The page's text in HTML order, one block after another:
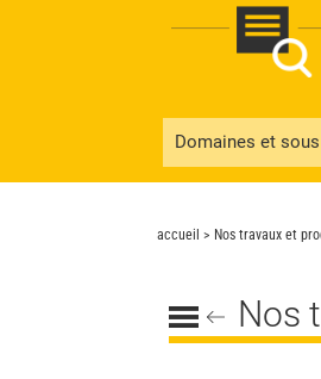
Domaines et
accueil > Nos travaux et
Nos